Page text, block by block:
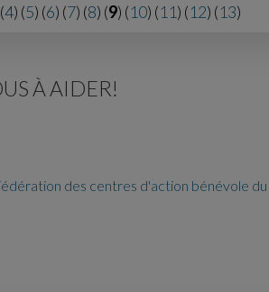
4) (5) (6) (7) (8) (9) (10) (11) (12) (13)
À AIDER!
des centres d'action bénévole du